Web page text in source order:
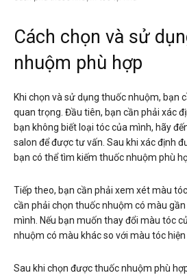
Cách chọn và sử
nhuộm phù hợp
Khi chọn và sử dụng thuốc nhuộm, bạn
quan trọng. Đầu tiên, bạn cần phải xác
bạn không biết loại tóc của mình, hãy
salon để được tư vấn. Sau khi xác định
bạn có thể tìm kiếm thuốc nhuộm phù
Tiếp theo, bạn cần phải xem xét màu
cần phải chọn thuốc nhuộm có màu
mình. Nếu bạn muốn thay đổi màu tóc
nhuộm có màu khác so với màu tóc
Sau khi chọn được thuốc nhuộm phù